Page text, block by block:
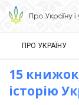
ПРО УКРАЇНУ
15
історію